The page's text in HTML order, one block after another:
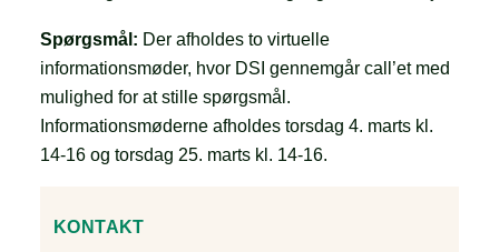
Spørgsmål: Der afholdes to virtuelle
informationsmøder, hvor DSI gennemgår call’et med
mulighed for at stille spørgsmål.
Informationsmøderne afholdes torsdag 4. marts kl.
14-16 og torsdag 25. marts kl. 14-16.
KONTAKT